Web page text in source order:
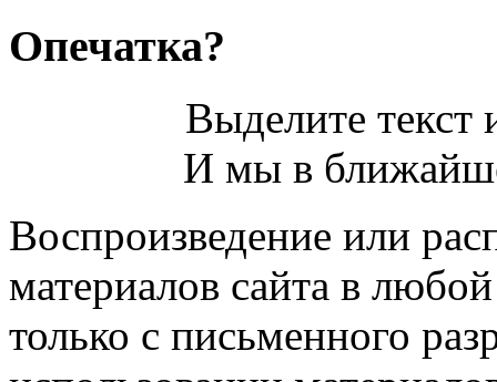
Опечатка?
Выделите
И мы в
Воспроизведение или
материалов сайта в
только с письменного